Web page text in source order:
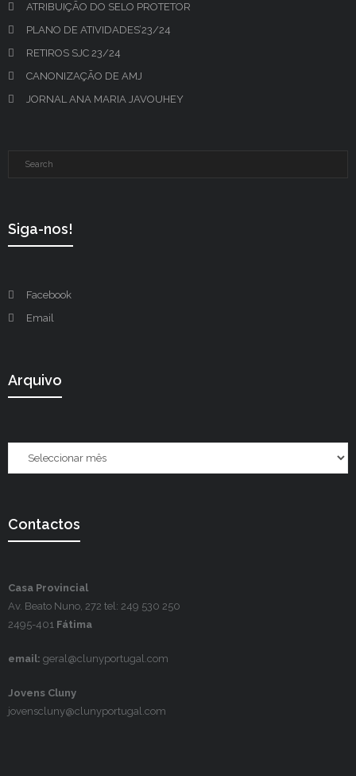
ATRIBUIÇÃO DO SELO PROTETOR
PLANO DE ATIVIDADES’23/24
RETIROS SJC 23/24
CANONIZAÇÃO DE AMJ
JORNAL ANA MARIA JAVOUHEY
Siga-nos!
Facebook
Email
Arquivo
Contactos
Casa Provincial
Av. Beato Nuno, 272 tel: 249 530 250
2495-401 Fátima
email: geral@clunyportugal.com
Jovens Cluny
jovenscluny@clunyportugal.com